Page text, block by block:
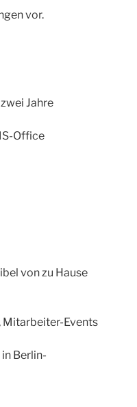
vor.
Jahre
Office
von zu Hause
Mitarbeiter-Events
Berlin-